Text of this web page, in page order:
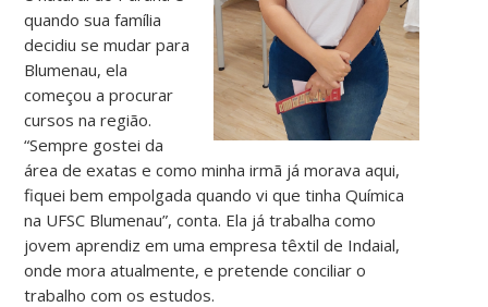
quando sua família
decidiu se mudar para
Blumenau, ela
começou a procurar
cursos na região.
“Sempre gostei da
área de exatas e como minha irmã já morava aqui,
fiquei bem empolgada quando vi que tinha Química
na UFSC Blumenau”, conta. Ela já trabalha como
jovem aprendiz em uma empresa têxtil de Indaial,
onde mora atualmente, e pretende conciliar o
trabalho com os estudos.